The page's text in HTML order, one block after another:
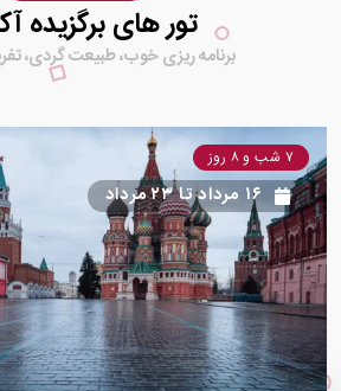
تور های برگزیده
برنامه ریزی خوب، طبیعت گردی،
۷ شب و ۸ روز
۱۶ مرداد تا۲۳ مرداد